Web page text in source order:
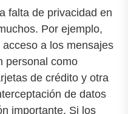
falta de privacidad en
Por ejemplo,
a los mensajes
personal como
de crédito y otra
de datos
importante. Si los